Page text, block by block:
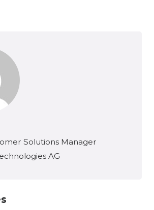
Solutions Manager
AG